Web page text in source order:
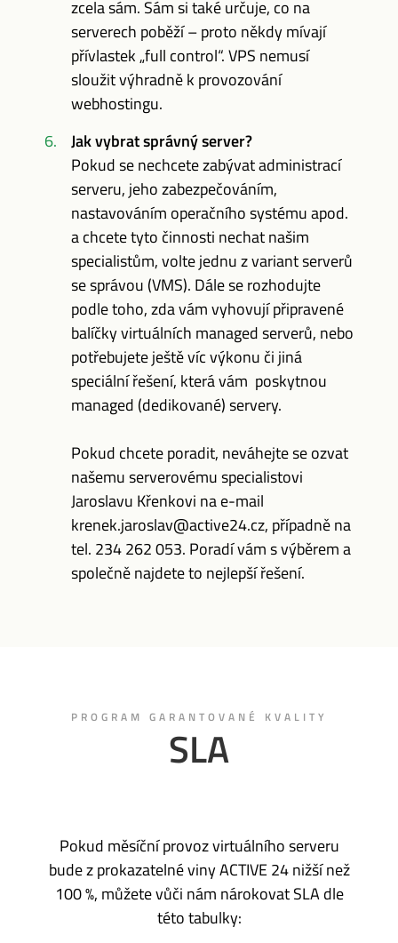
zcela sám. Sám si také určuje, co na
serverech poběží – proto někdy mívají
přívlastek „full control“. VPS nemusí
sloužit výhradně k provozování
webhostingu.
Jak vybrat správný server?
Pokud se nechcete zabývat administrací
serveru, jeho zabezpečováním,
nastavováním operačního systému apod.
a chcete tyto činnosti nechat našim
specialistům, volte jednu z variant serverů
se správou (VMS). Dále se rozhodujte
podle toho, zda vám vyhovují připravené
balíčky virtuálních managed serverů, nebo
potřebujete ještě víc výkonu či jiná
speciální řešení, která vám poskytnou
managed (dedikované) servery.
Pokud chcete poradit, neváhejte se ozvat
našemu serverovému specialistovi
Jaroslavu Křenkovi na e-mail
krenek.jaroslav@active24.cz, případně na
tel. 234 262 053. Poradí vám s výběrem a
společně najdete to nejlepší řešení.
PROGRAM GARANTOVANÉ KVALITY
SLA
Pokud měsíční provoz virtuálního serveru
bude z prokazatelné viny ACTIVE 24 nižší než
100 %, můžete vůči nám nárokovat SLA dle
této tabulky: